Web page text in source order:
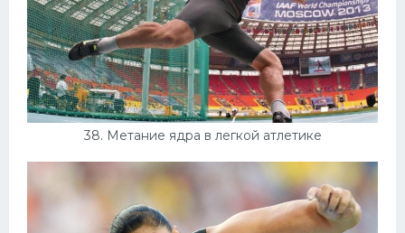
38. Метание ядра в легкой атлетике